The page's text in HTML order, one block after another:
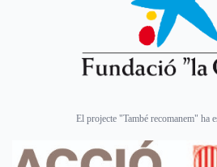
El projecte "També recomanem" ha